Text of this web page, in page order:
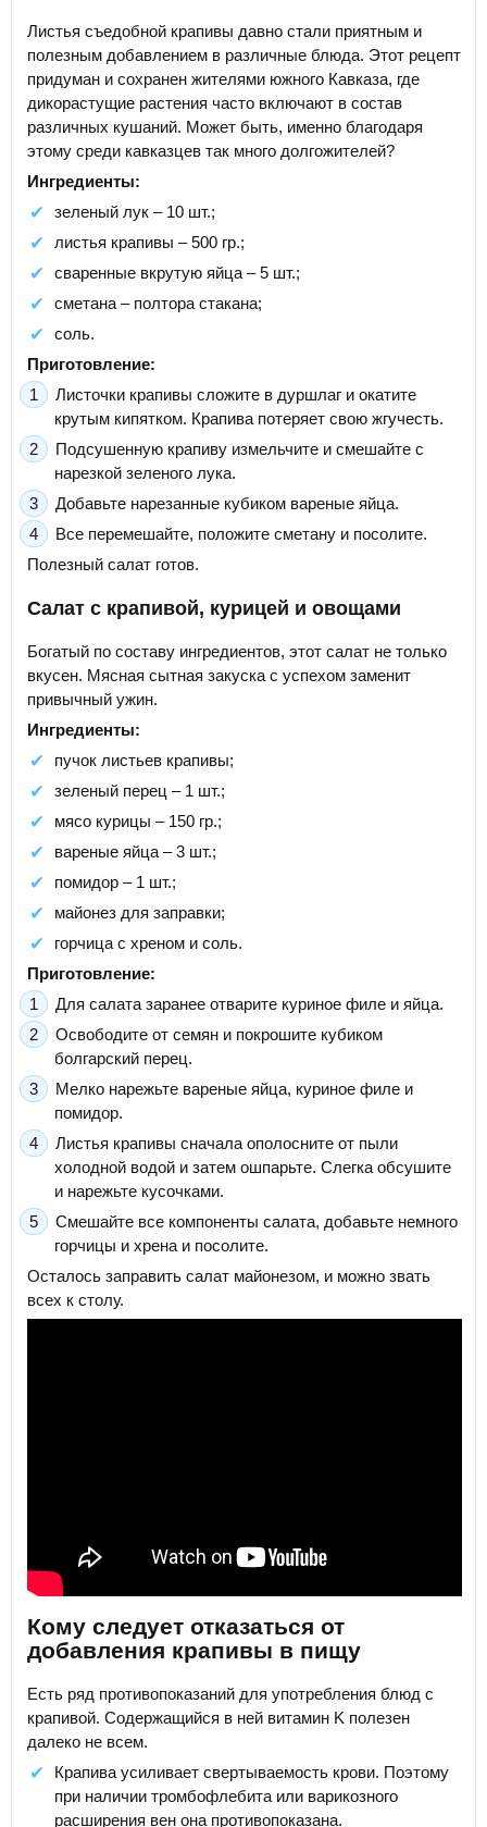
Листья съедобной крапивы давно стали приятным и
полезным добавлением в различные блюда. Этот рецепт
придуман и сохранен жителями южного Кавказа, где
дикорастущие растения часто включают в состав
различных кушаний. Может быть, именно благодаря
этому среди кавказцев так много долгожителей?
Ингредиенты:
зеленый лук – 10 шт.;
листья крапивы – 500 гр.;
сваренные вкрутую яйца – 5 шт.;
сметана – полтора стакана;
соль.
Приготовление:
Листочки крапивы сложите в дуршлаг и окатите
крутым кипятком. Крапива потеряет свою жгучесть.
Подсушенную крапиву измельчите и смешайте с
нарезкой зеленого лука.
Добавьте нарезанные кубиком вареные яйца.
Все перемешайте, положите сметану и посолите.
Полезный салат готов.
Салат с крапивой, курицей и овощами
Богатый по составу ингредиентов, этот салат не только
вкусен. Мясная сытная закуска с успехом заменит
привычный ужин.
Ингредиенты:
пучок листьев крапивы;
зеленый перец – 1 шт.;
мясо курицы – 150 гр.;
вареные яйца – 3 шт.;
помидор – 1 шт.;
майонез для заправки;
горчица с хреном и соль.
Приготовление:
Для салата заранее отварите куриное филе и яйца.
Освободите от семян и покрошите кубиком
болгарский перец.
Мелко нарежьте вареные яйца, куриное филе и
помидор.
Листья крапивы сначала ополосните от пыли
холодной водой и затем ошпарьте. Слегка обсушите
и нарежьте кусочками.
Смешайте все компоненты салата, добавьте немного
горчицы и хрена и посолите.
Осталось заправить салат майонезом, и можно звать
всех к столу.
Кому следует отказаться от
добавления крапивы в пищу
Есть ряд противопоказаний для употребления блюд с
крапивой. Содержащийся в ней витамин K полезен
далеко не всем.
Крапива усиливает свертываемость крови. Поэтому
при наличии тромбофлебита или варикозного
расширения вен она противопоказана.